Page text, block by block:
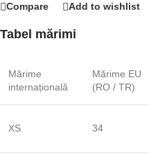
Compare Add to wishlist
Tabel mărimi
Mărime
internațională
Mărime EU
(RO / TR)
XS 34